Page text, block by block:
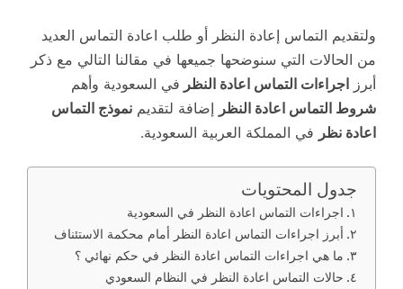
ولتقديم التماس إعادة النظر أو طلب اعادة التماس العديد
من الحالات التي سنوضحها جميعها في مقالنا التالي مع ذكر
أبرز اجراءات التماس اعادة النظر في السعودية وأهم
شروط التماس اعادة النظر إضافة لتقديم نموذج التماس
اعادة نظر في المملكة العربية السعودية.
جدول المحتويات
اجراءات التماس اعادة النظر في السعودية
أبرز اجراءات التماس اعادة النظر أمام محكمة الاستئناف
ما هي اجراءات التماس اعادة النظر في حكم نهائي ؟
حالات التماس اعادة النظر في النظام السعودي